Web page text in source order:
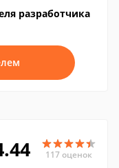
разработчика
117 оценок